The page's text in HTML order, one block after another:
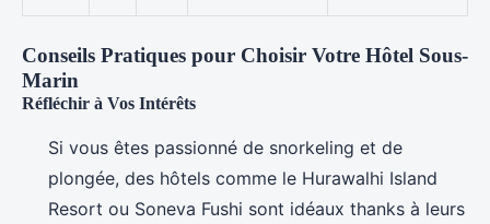
Conseils Pratiques pour Choisir Votre Hôtel Sous-
Marin
Réfléchir à Vos Intérêts
Si vous êtes passionné de snorkeling et de
plongée, des hôtels comme le Hurawalhi Island
Resort ou Soneva Fushi sont idéaux thanks à leurs